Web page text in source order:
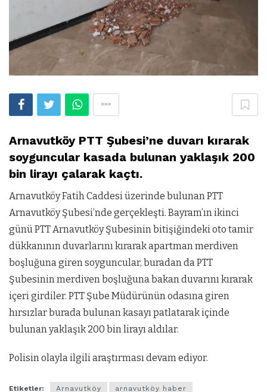
Arnavutköy PTT Şubesi’ne duvarı kırarak
soyguncular kasada bulunan yaklaşık 200
bin lirayı çalarak kaçtı.
Arnavutköy Fatih Caddesi üzerinde bulunan PTT
Arnavutköy Şubesi’nde gerçekleşti. Bayram’ın ikinci
günü PTT Arnavutköy Şubesinin bitişiğindeki oto tamir
dükkanının duvarlarını kırarak apartman merdiven
boşluğuna giren soyguncular, buradan da PTT
Şubesinin merdiven boşluğuna bakan duvarını kırarak
içeri girdiler. PTT Şube Müdürünün odasına giren
hırsızlar burada bulunan kasayı patlatarak içinde
bulunan yaklaşık 200 bin lirayı aldılar.
Polisin olayla ilgili araştırması devam ediyor.
Etiketler: Arnavutköy
arnavutköy haber